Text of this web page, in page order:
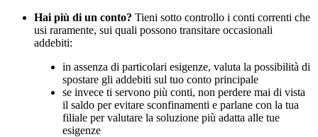
Hai più di un conto? Tieni sotto controllo i conti correnti che
usi raramente, sui quali possono transitare occasionali
addebiti:
in assenza di particolari esigenze, valuta la possibilità di
spostare gli addebiti sul tuo conto principale
se invece ti servono più conti, non perdere mai di vista
il saldo per evitare sconfinamenti e parlane con la tua
filiale per valutare la soluzione più adatta alle tue
esigenze